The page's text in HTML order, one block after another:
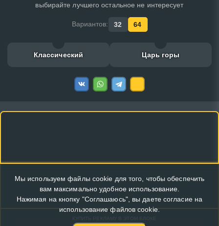
выбирайте лучшего остальное не интересует
Вариантов: 32 64
Классический Царь горы
Мы используем файлы cookie для того, чтобы обеспечить
вам максимально удобное использование.
Нажимая на кнопку "Соглашаюсь", вы даете согласие на
использование файлов cookie.